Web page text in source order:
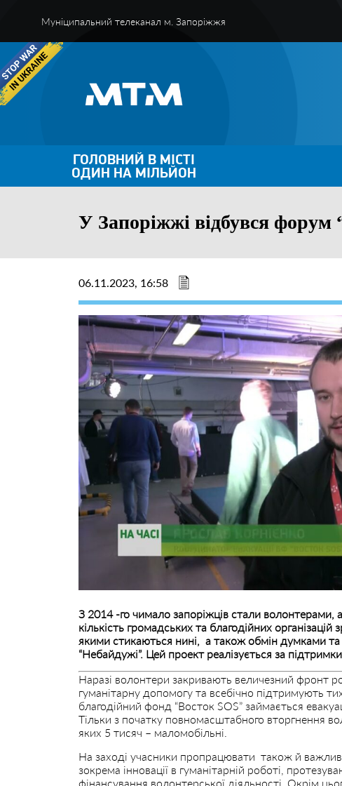
Муніципальний телеканал м. Запоріжжя
ГОЛОВНИЙ В МІСТІ
ОДИН НА МІЛЬЙОН
У Запоріжжі відбувся форум
06.11.2023, 16:58
З 2014 -го чимало запоріжців стали волонтерами,
кількість громадських та благодійних
якими стикаються нині, а також обмін думками
“Небайдужі”. Цей проект реалізується за
Наразі волонтери закривають величезний фронт
гуманітарну допомогу та всебічно підтримують
благодійний фонд “Восток SOS” займається
Тільки з початку повномасштабного вторгнення
яких 5 тисяч – маломобільні.
На заході учасники пропрацювати також й
зокрема інновації в гуманітарній роботі,
фінансування волонтерської діяльності. Окрім